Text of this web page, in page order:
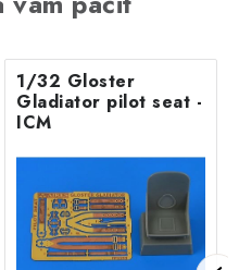
1/32 Gloster
Gladiator pilot seat -
ICM